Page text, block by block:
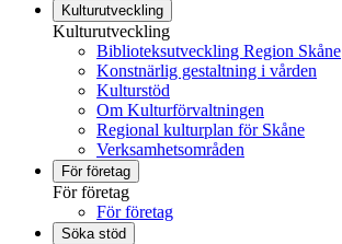
Kulturutveckling
Kulturutveckling
Biblioteksutveckling Region Skåne
Konstnärlig gestaltning i vården
Kulturstöd
Om Kulturförvaltningen
Regional kulturplan för Skåne
Verksamhetsområden
För företag
För företag
För företag
Söka stöd